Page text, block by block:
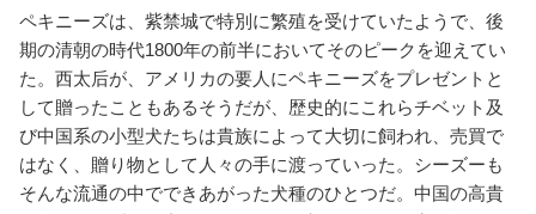
ペキニーズは、紫禁城で特別に繁殖を受けていたようで、後
期の清朝の時代1800年の前半においてそのピークを迎えてい
た。西太后が、アメリカの要人にペキニーズをプレゼントと
して贈ったこともあるそうだが、歴史的にこれらチベット及
び中国系の小型犬たちは貴族によって大切に飼われ、売買で
はなく、贈り物として人々の手に渡っていった。シーズーも
そんな流通の中でできあがった犬種のひとつだ。 中国の高貴